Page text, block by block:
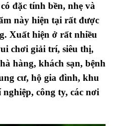
đặc tính bền, nhẹ và
này hiện tại rất được
Xuất hiện ở rất nhiều
chơi giải trí, siêu thị,
hàng, khách sạn, bệnh
cư, hộ gia đình, khu
công ty, các nơi